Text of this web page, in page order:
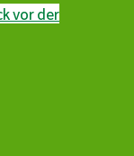
vor der